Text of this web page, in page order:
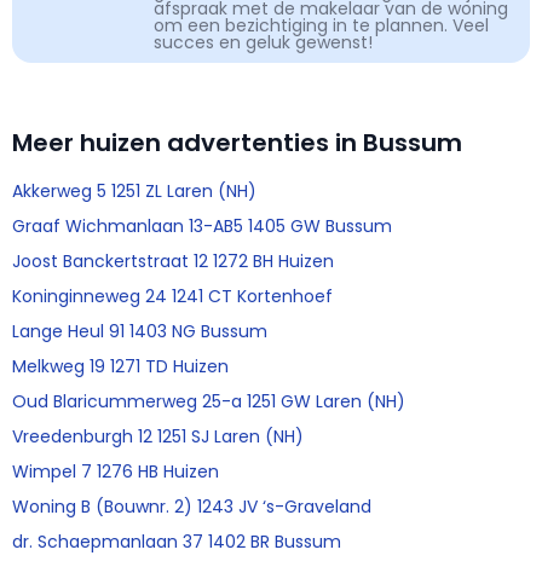
afspraak met de makelaar van de woning
om een bezichtiging in te plannen. Veel
succes en geluk gewenst!
Meer huizen advertenties in Bussum
Akkerweg 5 1251 ZL Laren (NH)
Graaf Wichmanlaan 13-AB5 1405 GW Bussum
Joost Banckertstraat 12 1272 BH Huizen
Koninginneweg 24 1241 CT Kortenhoef
Lange Heul 91 1403 NG Bussum
Melkweg 19 1271 TD Huizen
Oud Blaricummerweg 25-a 1251 GW Laren (NH)
Vreedenburgh 12 1251 SJ Laren (NH)
Wimpel 7 1276 HB Huizen
Woning B (Bouwnr. 2) 1243 JV ‘s-Graveland
dr. Schaepmanlaan 37 1402 BR Bussum